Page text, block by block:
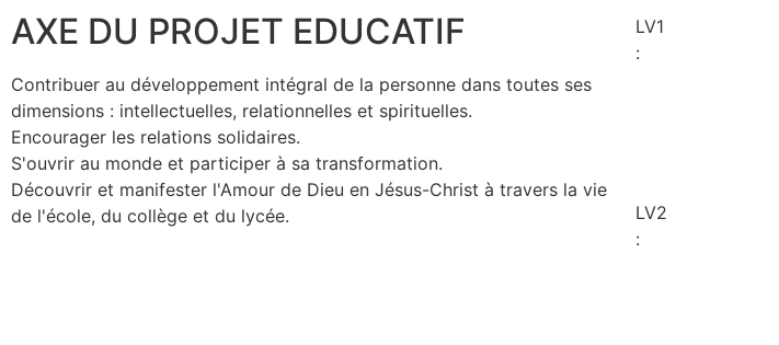
AXE DU PROJET EDUCATIF
Contribuer au développement intégral de la personne dans toutes ses
dimensions : intellectuelles, relationnelles et spirituelles.
Encourager les relations solidaires.
S'ouvrir au monde et participer à sa transformation.
Découvrir et manifester l'Amour de Dieu en Jésus-Christ à travers la vie
de l'école, du collège et du lycée.
LV1
:
LV2
: